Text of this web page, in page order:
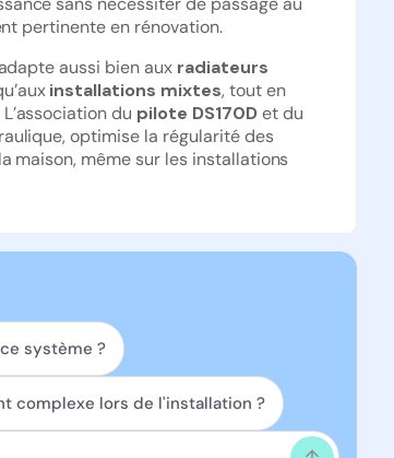
pertinente en rénovation.
aussi bien aux radiateurs
installations mixtes, tout en
L’association du pilote DS170Det du
optimise la régularité des
maison, même sur les installations
système ?
complexe lors de l'installation ?